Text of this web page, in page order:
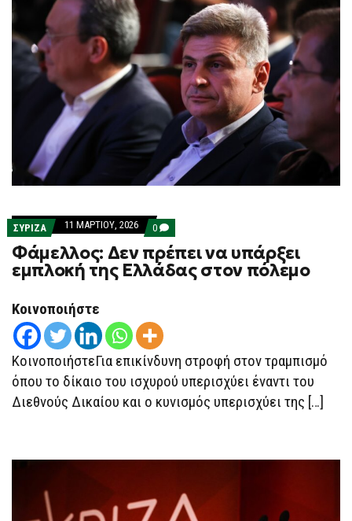
ΣΥΡΙΖΑ 11 ΜΑΡΤΊΟΥ, 2026 0 COMMENTS
ON
ΦΆΜΕΛΛΟΣ:
ΔΕΝ
ΠΡΈΠΕΙ
ΕΛΛΆΔΑΣ
ΣΤΟΝ
ΠΌΛΕΜΟ
Φάμελλος: Δεν πρέπει να υπάρξει
εμπλοκή της Ελλάδας στον πόλεμο
Κοινοποιήστε
ΚοινοποιήστεΓια επικίνδυνη στροφή στον τραμπισμό
όπου το δίκαιο του ισχυρού υπερισχύει έναντι του
Διεθνούς Δικαίου και ο κυνισμός υπερισχύει της […]